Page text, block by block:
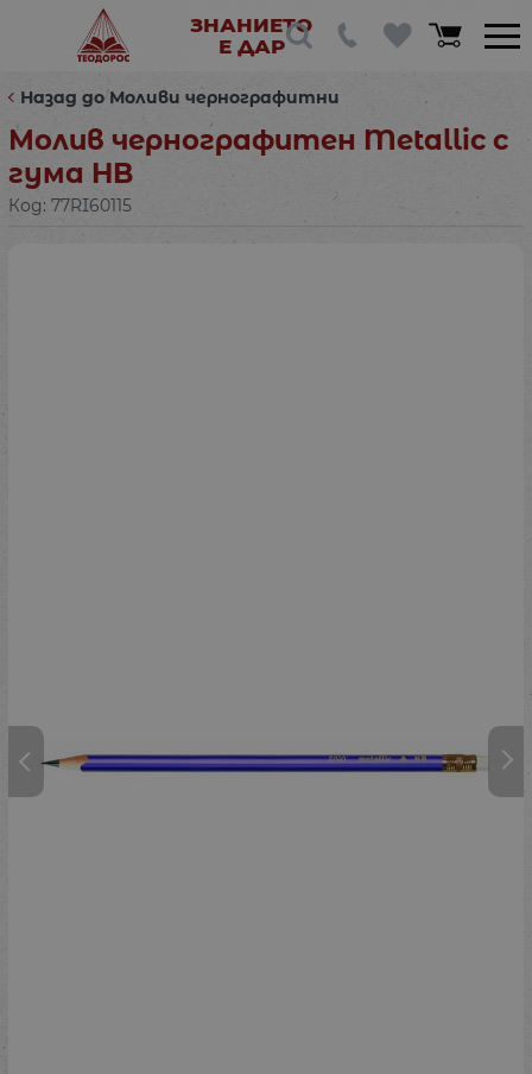
ЗНАНИЕТО
Е ДАР
Назад до Моливи чернографитни
Молив чернографитен Metallic с
гума HB
Код: 77RI60115